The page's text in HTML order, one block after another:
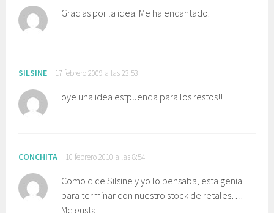
Gracias por la idea. Me ha encantado.
SILSINE 17 febrero 2009 a las 23:53
oye una idea estpuenda para los restos!!!
CONCHITA 10 febrero 2010 a las 8:54
Como dice Silsine y yo lo pensaba, esta genial
para terminar con nuestro stock de retales….
Me gusta